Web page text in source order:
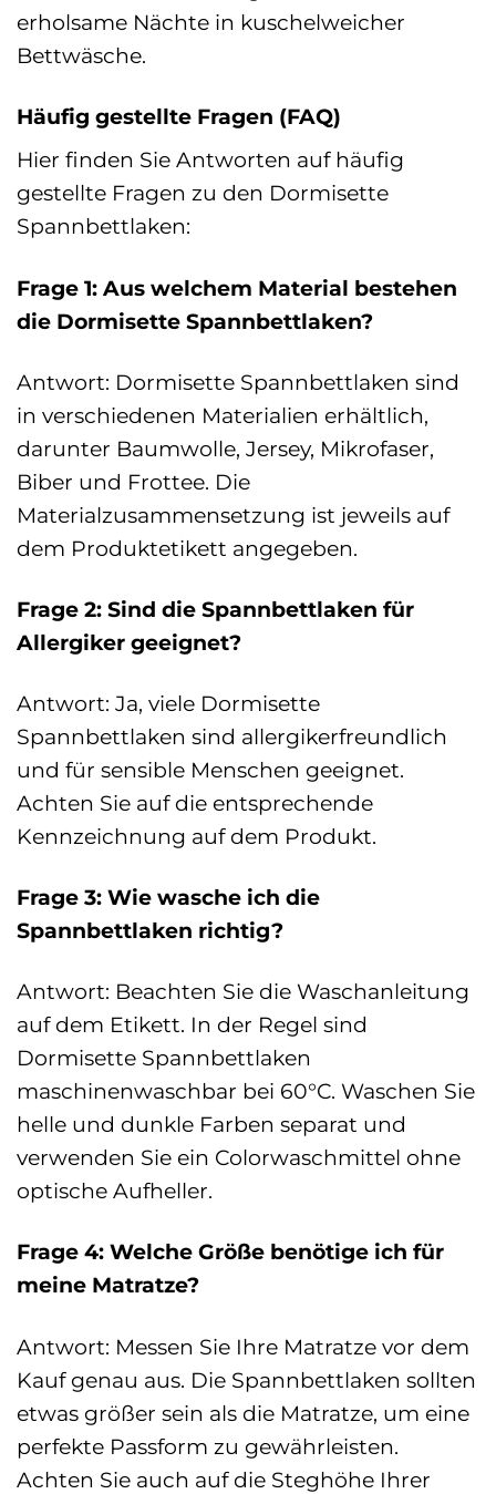
erholsame Nächte in kuschelweicher
Bettwäsche.
Häufig gestellte Fragen (FAQ)
Hier finden Sie Antworten auf häufig
gestellte Fragen zu den Dormisette
Spannbettlaken:
Frage 1: Aus welchem Material bestehen
die Dormisette Spannbettlaken?
Antwort: Dormisette Spannbettlaken sind
in verschiedenen Materialien erhältlich,
darunter Baumwolle, Jersey, Mikrofaser,
Biber und Frottee. Die
Materialzusammensetzung ist jeweils auf
dem Produktetikett angegeben.
Frage 2: Sind die Spannbettlaken für
Allergiker geeignet?
Antwort: Ja, viele Dormisette
Spannbettlaken sind allergikerfreundlich
und für sensible Menschen geeignet.
Achten Sie auf die entsprechende
Kennzeichnung auf dem Produkt.
Frage 3: Wie wasche ich die
Spannbettlaken richtig?
Antwort: Beachten Sie die Waschanleitung
auf dem Etikett. In der Regel sind
Dormisette Spannbettlaken
maschinenwaschbar bei 60°C. Waschen Sie
helle und dunkle Farben separat und
verwenden Sie ein Colorwaschmittel ohne
optische Aufheller.
Frage 4: Welche Größe benötige ich für
meine Matratze?
Antwort: Messen Sie Ihre Matratze vor dem
Kauf genau aus. Die Spannbettlaken sollten
etwas größer sein als die Matratze, um eine
perfekte Passform zu gewährleisten.
Achten Sie auch auf die Steghöhe Ihrer